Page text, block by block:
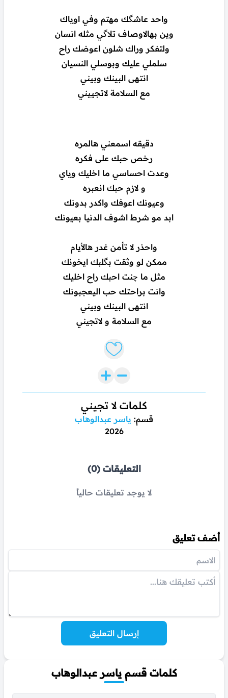
واحد عاشگك مهتم وفي اوياك
وين بهالاوصاف تلاگي مثله انسان
ولتفكر وراك شلون اعوضك راح
سلملي عليك وبوسلي النسيان
انتهى البينك وبيني
مع السلامة لاتجييني
دقيقه اسمعني هالمره
رخص حبك على فكره
وعدت احساسي ما اخليك وياي
و لازم حبك انعبره
وعيونك اعوفك واكدر بدونك
ابد مو شرط اشوف الدنيا بعيونك
واحذر لا تأمن غدر هالأيام
ممكن لو وثقت بگلبك ايخونك
مثل ما چنت احبك راح اخليك
وانت براحتك حب اليعجبونك
انتهى البينك وبيني
مع السلامة و لاتجيني
Like lyrics
كلمات لا تجيني
قسم: ياسر عبدالوهاب
2026
التعليقات (0)
لا يوجد تعليقات حالياً
أضف تعليق
إرسال التعليق
كلمات قسم ياسر عبدالوهاب